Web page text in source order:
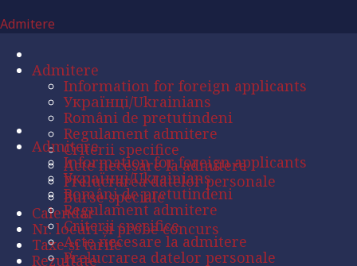
Admitere
Admitere
Information for foreign applicants
Українці/Ukrainians
Români de pretutindeni
Regulament admitere
Criterii specifice
Acte necesare la admitere
Prelucrarea datelor personale
Burse speciale
Calendar
Nr. locuri și probe concurs
Taxe și tarife
Rezultate
Admitere
Information for foreign applicants
Українці/Ukrainians
Români de pretutindeni
Regulament admitere
Criterii specifice
Acte necesare la admitere
Prelucrarea datelor personale